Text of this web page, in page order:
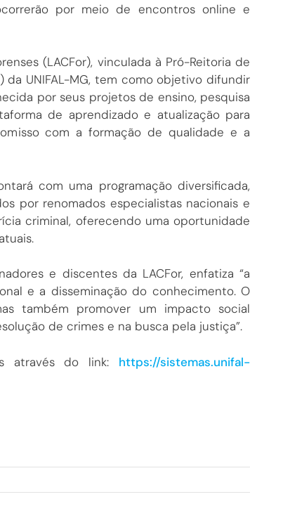
por meio de encontros online e
(LACFor), vinculada à Pró-Reitoria de
da UNIFAL-MG, tem como objetivo difundir
por seus projetos de ensino, pesquisa
de aprendizado e atualização para
com a formação de qualidade e a
com uma programação diversificada,
por renomados especialistas nacionais e
criminal, oferecendo uma oportunidade
e discentes da LACFor, enfatiza “a
e a disseminação do conhecimento. O
também promover um impacto social
de crimes e na busca pela justiça”.
através do link: https://sistemas.unifal-